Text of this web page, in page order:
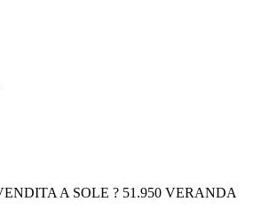
A SOLE ? 51.950 VERANDA